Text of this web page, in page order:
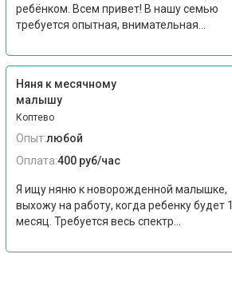
ребёнком. Всем привет! В нашу семью
требуется опытная, внимательная...
Няня к месячному
малышу
Коптево
Опыт:любой
Оплата:400 руб/час
Я ищу няню к новорожденной малышке,
выхожу на работу, когда ребенку будет 1
месяц. Требуется весь спектр...